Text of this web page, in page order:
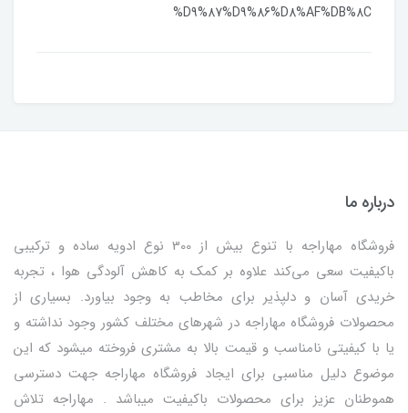
%D9%87%D9%86%D8%AF%DB%8C
درباره ما
فروشگاه مهاراجه با تنوع بیش از 300 نوع ادویه ساده و ترکیبی
باکیفیت سعی می‌کند علاوه بر کمک به کاهش آلودگی هوا ، تجربه
خریدی آسان و دلپذیر برای مخاطب به وجود بیاورد. بسیاری از
محصولات فروشگاه مهاراجه در شهرهای مختلف کشور وجود نداشته و
یا با کیفیتی نامناسب و قیمت بالا به مشتری فروخته میشود که این
موضوع دلیل مناسبی برای ایجاد فروشگاه مهاراجه جهت دسترسی
هموطنان عزیز برای محصولات باکیفیت میباشد . مهاراجه تلاش